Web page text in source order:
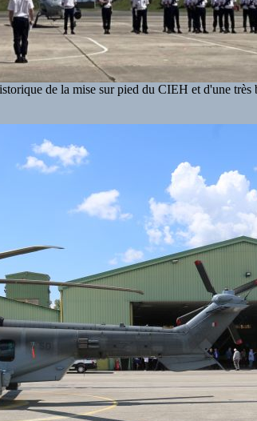
de la mise sur pied du CIEH et d'une très